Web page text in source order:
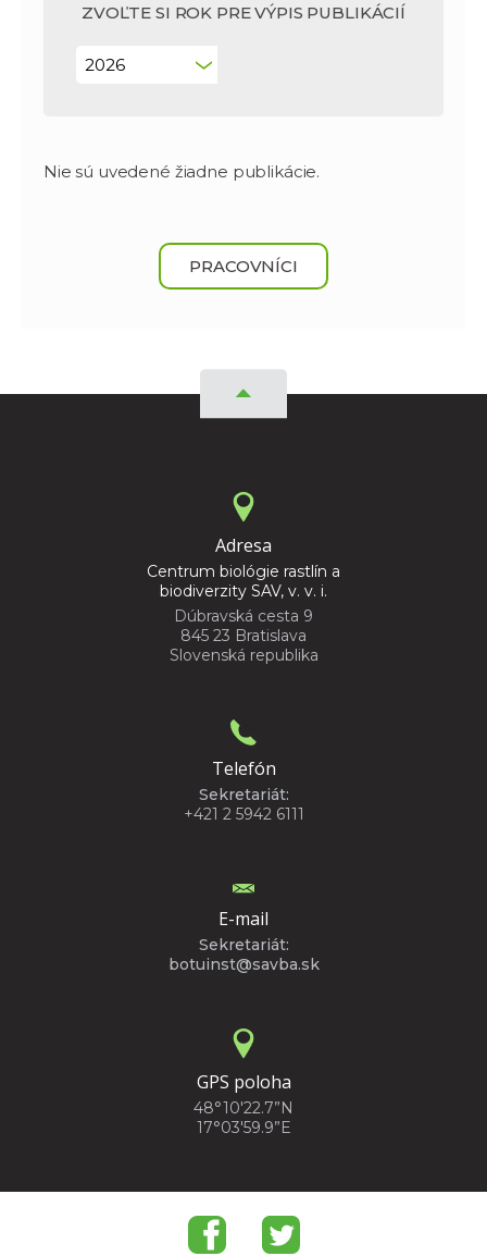
ZVOĽTE SI ROK PRE VÝPIS PUBLIKÁCIÍ
Nie sú uvedené žiadne publikácie.
PRACOVNÍCI
Adresa
Centrum biológie rastlín a
biodiverzity SAV, v. v. i.
Dúbravská cesta 9
845 23 Bratislava
Slovenská republika
Telefón
Sekretariát:
+421 2 5942 6111
E-mail
Sekretariát:
botuinst@savba.sk
GPS poloha
48°10'22.7”N
17°03'59.9”E